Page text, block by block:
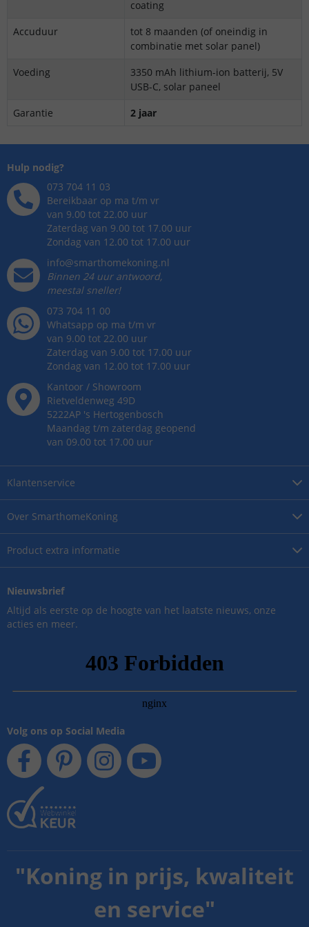
coating
Accuduur
tot 8 maanden (of oneindig in
combinatie met solar panel)
Voeding
3350 mAh lithium-ion batterij, 5V
USB-C, solar paneel
Garantie
2 jaar
Over SmarthomeKoning
Product extra informatie
Klantenservice
Hulp nodig?
073 704 11 03
Bereikbaar op ma t/m vr
van 9.00 tot 22.00 uur
Zaterdag van 9.00 tot 17.00 uur
Zondag van 12.00 tot 17.00 uur
info@smarthomekoning.nl
Binnen 24 uur antwoord,
meestal sneller!
073 704 11 00
Whatsapp op ma t/m vr
van 9.00 tot 22.00 uur
Zaterdag van 9.00 tot 17.00 uur
Zondag van 12.00 tot 17.00 uur
Kantoor / Showroom
Rietveldenweg 49D
5222AP 's Hertogenbosch
Maandag t/m zaterdag geopend
van 09.00 tot 17.00 uur
Nieuwsbrief
Altijd als eerste op de hoogte van het laatste nieuws, onze
acties en meer.
Volg ons op Social Media
"Koning in prijs, kwaliteit
en service"